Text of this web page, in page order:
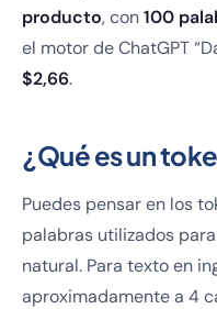
producto, con100
el motor de ChatGPT
$2,66.
¿Qué es un
Puedes pensar en los
palabras utilizados
natural. Para texto en
aproximadamente a 4